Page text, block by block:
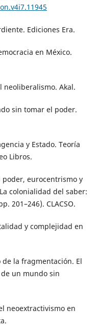
Ediciones Era.
en México.
neoliberalismo. Akal.
sin tomar el poder.
y Estado. Teoría
Libros.
poder, eurocentrismo y
colonialidad del saber:
201–246). CLACSO.
y complejidad en
de la fragmentación. El
un mundo sin
neoextractivismo en